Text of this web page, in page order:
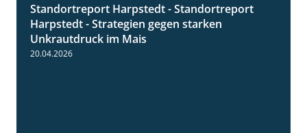
9:11
Standortreport Harpstedt - Standortreport
Harpstedt - Strategien gegen starken
Unkrautdruck im Mais
20.04.2026